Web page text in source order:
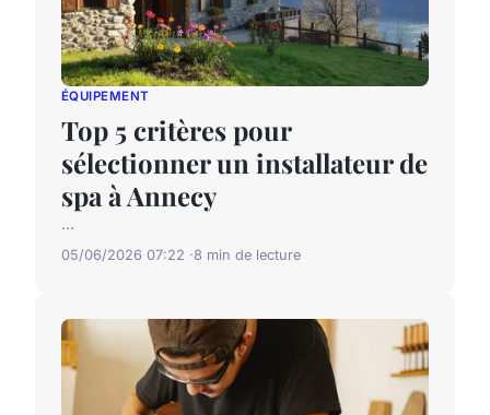
ÉQUIPEMENT
Top 5 critères pour
sélectionner un installateur de
spa à Annecy
...
05/06/2026 07:22 8 min de lecture